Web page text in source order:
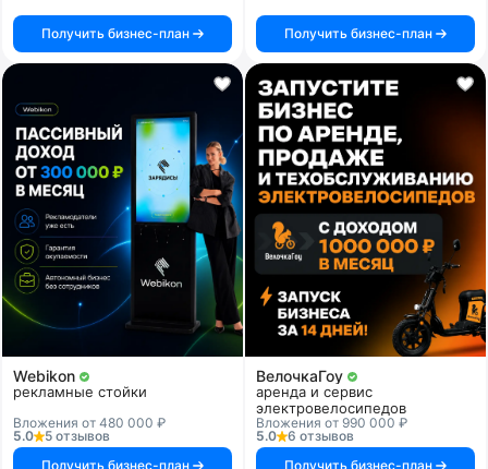
Получить бизнес-план Получить бизнес-план
Webikon
рекламные стойки
Вложения от 480 000 ₽
5.0
5 отзывов
Получить бизнес-план
ВелочкаГоу
аренда и сервис
электровелосипедов
Вложения от 990 000 ₽
5.0
6 отзывов
Получить бизнес-план